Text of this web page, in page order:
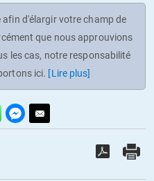
d'élargir votre champ de
que nous approuvions
les cas, notre responsabilité
ici. [Lire plus]